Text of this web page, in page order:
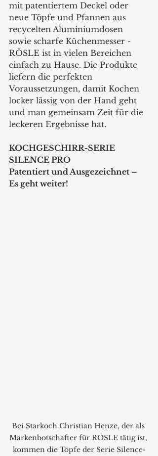
mit patentiertem Deckel oder
neue Töpfe und Pfannen aus
recycelten Aluminiumdosen
sowie scharfe Küchenmesser -
RÖSLE ist in vielen Bereichen
einfach zu Hause. Die Produkte
liefern die perfekten
Voraussetzungen, damit Kochen
locker lässig von der Hand geht
und man gemeinsam Zeit für die
leckeren Ergebnisse hat.
KOCHGESCHIRR-SERIE
SILENCE PRO
Patentiert und Ausgezeichnet –
Es geht weiter!
Bei Starkoch Christian Henze, der als
Markenbotschafter für RÖSLE tätig ist,
kommen die Töpfe der Serie Silence-